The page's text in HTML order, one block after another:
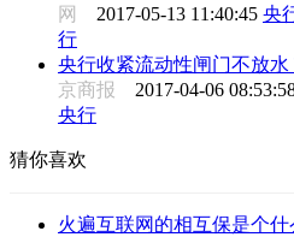
网 2017-05-13 11:40:45 央
行
央行收紧流动性闸门不放
京商报 2017-04-06
央行
猜你喜欢
火遍互联网的相互保是个